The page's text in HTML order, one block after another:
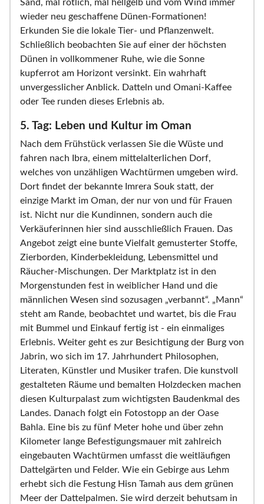
Sand, mal rötlich, mal hellgelb und vom Wind immer
wieder neu geschaffene Dünen-Formationen!
Erkunden Sie die lokale Tier- und Pflanzenwelt.
Schließlich beobachten Sie auf einer der höchsten
Dünen in vollkommener Ruhe, wie die Sonne
kupferrot am Horizont versinkt. Ein wahrhaft
unvergesslicher Anblick. Datteln und Omani-Kaffee
oder Tee runden dieses Erlebnis ab.
5. Tag: Leben und Kultur im Oman
Nach dem Frühstück verlassen Sie die Wüste und
fahren nach Ibra, einem mittelalterlichen Dorf,
welches von unzähligen Wachtürmen umgeben wird.
Dort findet der bekannte Imrera Souk statt, der
einzige Markt im Oman, der nur von und für Frauen
ist. Nicht nur die Kundinnen, sondern auch die
Verkäuferinnen hier sind ausschließlich Frauen. Das
Angebot zeigt eine bunte Vielfalt gemusterter Stoffe,
Zierborden, Kinderbekleidung, Lebensmittel und
Räucher-Mischungen. Der Marktplatz ist in den
Morgenstunden fest in weiblicher Hand und die
männlichen Wesen sind sozusagen „verbannt“. „Mann“
steht am Rande, beobachtet und wartet, bis die Frau
mit Bummel und Einkauf fertig ist - ein einmaliges
Erlebnis. Weiter geht es zur Besichtigung der Burg von
Jabrin, wo sich im 17. Jahrhundert Philosophen,
Literaten, Künstler und Musiker trafen. Die kunstvoll
gestalteten Räume und bemalten Holzdecken machen
diesen Kulturpalast zum wichtigsten Baudenkmal des
Landes. Danach folgt ein Fotostopp an der Oase
Bahla. Eine bis zu fünf Meter hohe und über zehn
Kilometer lange Befestigungsmauer mit zahlreich
eingebauten Wachtürmen umfasst die weitläufigen
Dattelgärten und Felder. Wie ein Gebirge aus Lehm
erhebt sich die Festung Hisn Tamah aus dem grünen
Meer der Dattelpalmen. Sie wird derzeit behutsam in